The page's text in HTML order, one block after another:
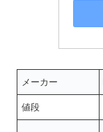
メーカー
値段